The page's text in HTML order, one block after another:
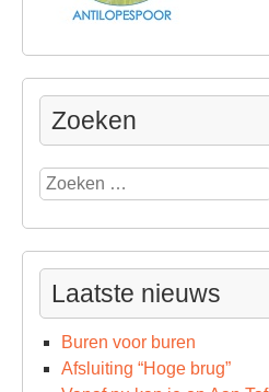
Zoeken
Zoeken
naar:
Laatste nieuws
Buren voor buren
Afsluiting “Hoge brug”